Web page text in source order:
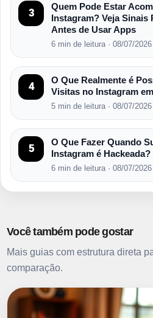
3
Quem Pode Estar
Instagram? Veja Sinais
Antes de Usar Apps
6 min de leitura · 08/07/2026
4
O Que Realmente é
Visitas no Instagram
5 min de leitura · 08/07/2026
5
O Que Fazer Quando
Instagram é Hackeada?
6 min de leitura · 08/07/2026
Você também pode gostar
Mais guias com estrutura direta
comparação.